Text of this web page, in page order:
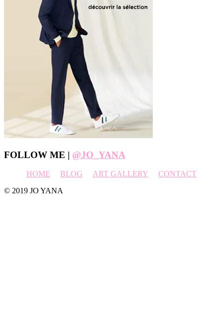
Footer
FOLLOW ME | @JO_YANA
HOME BLOG ART GALLERY
CONTACT
© 2019 JO YANA